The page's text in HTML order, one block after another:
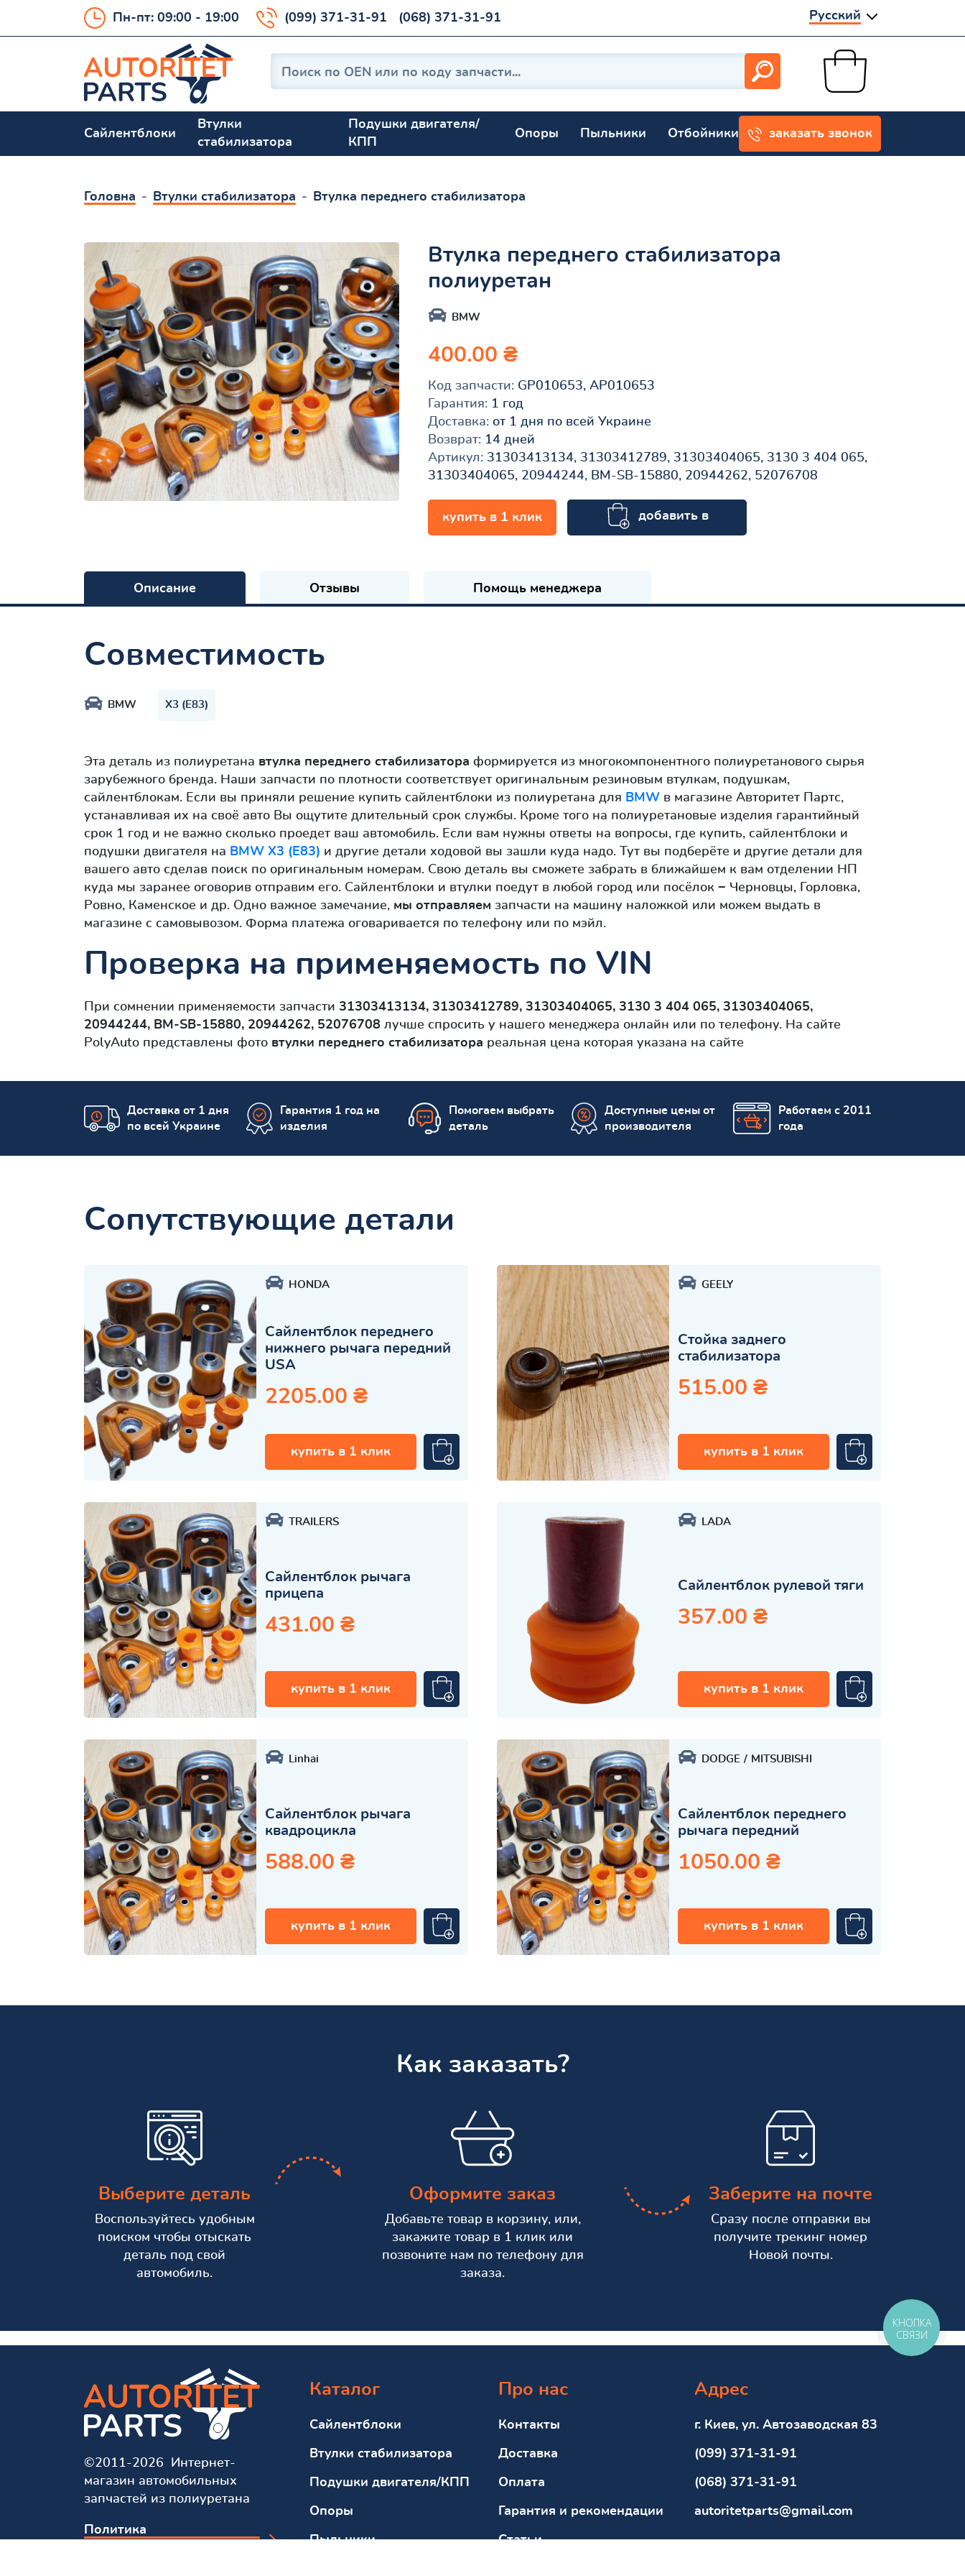
Пн-пт: 09:00 - 19:00 (099) 371-31-91 (068) 371-31-91 Русский
Сайлентблоки
Втулки
стабилизатора
Подушки двигателя/
КПП
Опоры Пыльники Отбойники заказать звонок
Головна Втулки стабилизатора Втулка переднего стабилизатора
Втулка переднего стабилизатора
полиуретан
BMW
400.00 ₴
Код запчасти: GP010653, AP010653
Гарантия: 1 год
Доставка: от 1 дня по всей Украине
Возврат: 14 дней
Артикул: 31303413134, 31303412789, 31303404065, 3130 3 404 065,
31303404065, 20944244, BM-SB-15880, 20944262, 52076708
купить в 1 клик
добавить в
корзину
Описание Отзывы Помощь менеджера
Совместимость
BMW X3 (E83)
Эта деталь из полиуретана втулка переднего стабилизатора формируется из многокомпонентного полиуретанового сырья
зарубежного бренда. Наши запчасти по плотности соответствует оригинальным резиновым втулкам, подушкам,
сайлентблокам. Если вы приняли решение купить сайлентблоки из полиуретана для BMW в магазине Авторитет Партс,
устанавливая их на своё авто Вы ощутите длительный срок службы. Кроме того на полиуретановые изделия гарантийный
срок 1 год и не важно сколько проедет ваш автомобиль. Если вам нужны ответы на вопросы, где купить, сайлентблоки и
подушки двигателя на BMW X3 (E83) и другие детали ходовой вы зашли куда надо. Тут вы подберёте и другие детали для
вашего авто сделав поиск по оригинальным номерам. Свою деталь вы сможете забрать в ближайшем к вам отделении НП
куда мы заранее оговорив отправим его. Сайлентблоки и втулки поедут в любой город или посёлок − Черновцы, Горловка,
Ровно, Каменское и др. Одно важное замечание, мы отправляем запчасти на машину наложкой или можем выдать в
магазине с самовывозом. Форма платежа оговаривается по телефону или по мэйл.
Проверка на применяемость по VIN
При сомнении применяемости запчасти 31303413134, 31303412789, 31303404065, 3130 3 404 065, 31303404065,
20944244, BM-SB-15880, 20944262, 52076708 лучше спросить у нашего менеджера онлайн или по телефону. На сайте
PolyAuto представлены фото втулки переднего стабилизатора реальная цена которая указана на сайте
Доставка от 1 дня
по всей Украине
Гарантия 1 год на
изделия
Помогаем выбрать
деталь
Доступные цены от
производителя
Работаем с 2011
года
Сопутствующие детали
HONDA
Сайлентблок переднего
нижнего рычага передний
USA
2205.00 ₴
купить в 1 клик
GEELY
Стойка заднего
стабилизатора
515.00 ₴
купить в 1 клик
TRAILERS
Сайлентблок рычага
прицепа
431.00 ₴
купить в 1 клик
LADA
Сайлентблок рулевой тяги
357.00 ₴
купить в 1 клик
Linhai
Сайлентблок рычага
квадроцикла
588.00 ₴
купить в 1 клик
DODGE MITSUBISHI
Сайлентблок переднего
рычага передний
1050.00 ₴
купить в 1 клик
Как заказать?
Выберите деталь
Воспользуйтесь удобным
поиском чтобы отыскать
деталь под свой
автомобиль.
Оформите заказ
Добавьте товар в корзину, или,
закажите товар в 1 клик или
позвоните нам по телефону для
заказа.
Заберите на почте
Сразу после отправки вы
получите трекинг номер
Новой почты.
©2011-2026 Интернет-
магазин автомобильных
запчастей из полиуретана
Политика
Каталог
Сайлентблоки
Втулки стабилизатора
Подушки двигателя/КПП
Опоры
Пыльники
Про нас
Контакты
Доставка
Оплата
Гарантия и рекомендации
Статьи
Адрес
г. Киев, ул. Автозаводская 83
(099) 371-31-91
(068) 371-31-91
autoritetparts@gmail.com
КНОПКА
СВЯЗИ